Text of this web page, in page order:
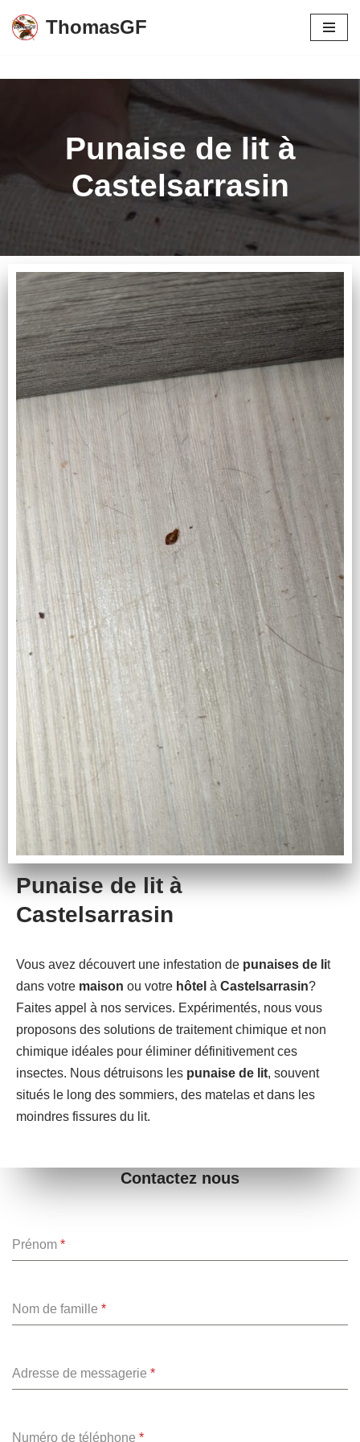
Aller
ThomasGF
Punaise de lit à
Castelsarrasin
Punaise de lit à
Castelsarrasin
Vous avez découvert une infestation de punaises de lit
dans votre maison ou votre hôtel à Castelsarrasin?
Faites appel à nos services. Expérimentés, nous vous
proposons des solutions de traitement chimique et non
chimique idéales pour éliminer définitivement ces
insectes. Nous détruisons les punaise de lit, souvent
situés le long des sommiers, des matelas et dans les
moindres fissures du lit.
Contactez nous
Prénom *
Nom de famille *
Adresse de messagerie *
Numéro de téléphone *